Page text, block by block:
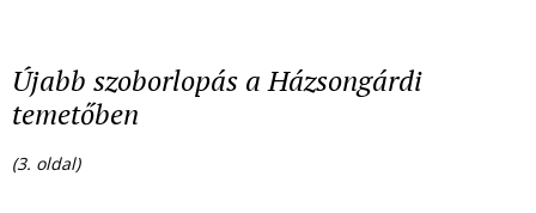
Újabb szoborlopás a Házsongárdi
temetőben
(3. oldal)